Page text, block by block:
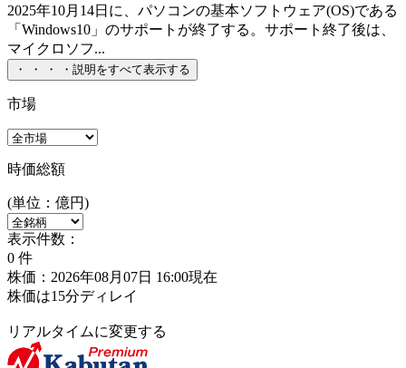
2025年10月14日に、パソコンの基本ソフトウェア(OS)である
「Windows10」のサポートが終了する。サポート終了後は、
マイクロソフ...
・ ・ ・ ・ 説明をすべて表示する
市場
時価総額
(単位：億円)
表示件数：
0 件
株価：2026年08月07日 16:00現在
株価は15分ディレイ
リアルタイムに変更する